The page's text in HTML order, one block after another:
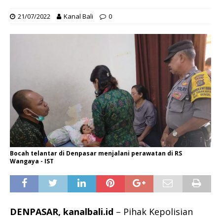
21/07/2022 Kanal Bali 0
Bocah telantar di Denpasar menjalani perawatan di RS
Wangaya - IST
DENPASAR, kanalbali.id – Pihak Kepolisian